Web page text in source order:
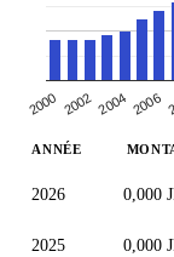
2000 2002 2004 2006
ANNÉE
2026 0,000
2025 0,000